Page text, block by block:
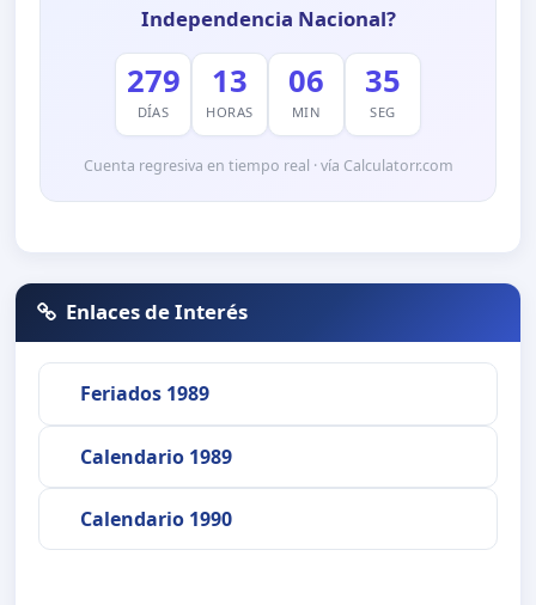
Independencia Nacional?
279
DÍAS
13
HORAS
06
MIN
35
SEG
Cuenta regresiva en tiempo real · vía Calculatorr.com
Enlaces de Interés
Feriados 1989
Calendario 1989
Calendario 1990